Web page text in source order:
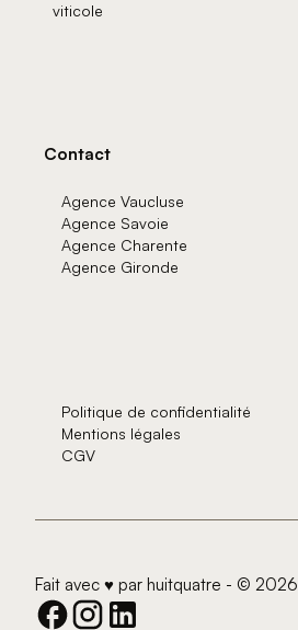
viticole
Contact
Agence Vaucluse
Agence Savoie
Agence Charente
Agence Gironde
Politique de confidentialité
Mentions légales
CGV
Fait avec ♥️ par huitquatre - © 2026
Nous suivre sur les réseaux sociaux